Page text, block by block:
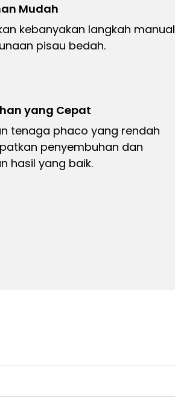
Mudah
kebanyakan langkah manual
pisau bedah.
yang Cepat
tenaga phaco yang rendah
penyembuhan dan
hasil yang baik.